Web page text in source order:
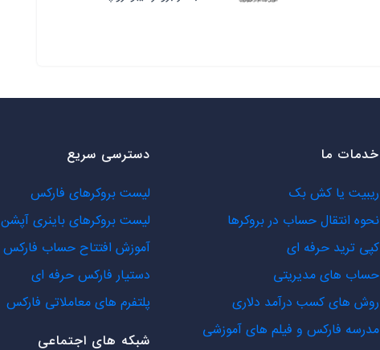
خدمات ما
ریبیت یا کش بک
نحوه انتقال حساب در بروکرها
کپی ترید حرفه ای
حساب های مدیریتی
روش های کسب درآمد دلاری
مدرسه فارکس و فیلم های آموزشی
دسترسی سریع
لیست بروکرهای فارکس
لیست بروکرهای باینری آپشن
آموزش افتتاح حساب فارکس
دستیار فارکس حرفه ای
پلتفرم های معاملاتی فارکس
شبکه های اجتماعی